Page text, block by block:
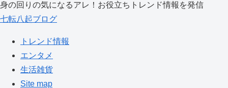
身の回りの気になるアレ！お役立ちトレンド情報を発信
七転八起ブログ
トレンド情報
エンタメ
生活雑貨
Site map